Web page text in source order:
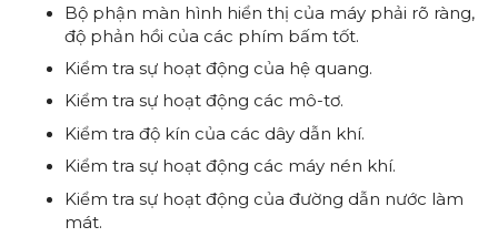
Bộ phận màn hình hiển thị của máy phải rõ ràng,
độ phản hồi của các phím bấm tốt.
Kiểm tra sự hoạt động của hệ quang.
Kiểm tra sự hoạt động các mô-tơ.
Kiểm tra độ kín của các dây dẫn khí.
Kiểm tra sự hoạt động các máy nén khí.
Kiểm tra sự hoạt động của đường dẫn nước làm
mát.